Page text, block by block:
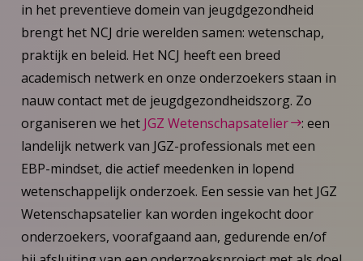
in het preventieve domein van jeugdgezondheid
brengt het NCJ drie werelden samen: wetenschap,
praktijk en beleid. Het NCJ heeft een breed
academisch netwerk en onze onderzoekers staan in
nauw contact met de jeugdgezondheidszorg. Zo
organiseren we het JGZ Wetenschapsatelier
: een
landelijk netwerk van JGZ-professionals met een
EBP-mindset, die actief meedenken in lopend
wetenschappelijk onderzoek. Een sessie van het JGZ
Wetenschapsatelier kan worden ingekocht door
onderzoekers, voorafgaand aan, gedurende en/of